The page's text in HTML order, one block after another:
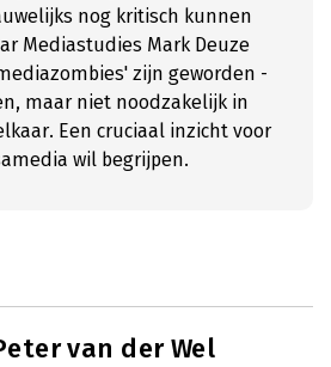
nog kritisch kunnen
Mediastudies Mark Deuze
zijn geworden -
maar niet noodzakelijk in
Een cruciaal inzicht voor
wil begrijpen.
van der Wel